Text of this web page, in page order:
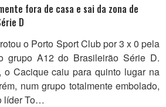
fora de casa e sai da zona de
D
o Porto Sport Club por 3 x 0 pela
grupo A12 do Brasileirão Série D.
o Cacique caiu para quinto lugar na
num grupo totalmente embolado,
líder To…